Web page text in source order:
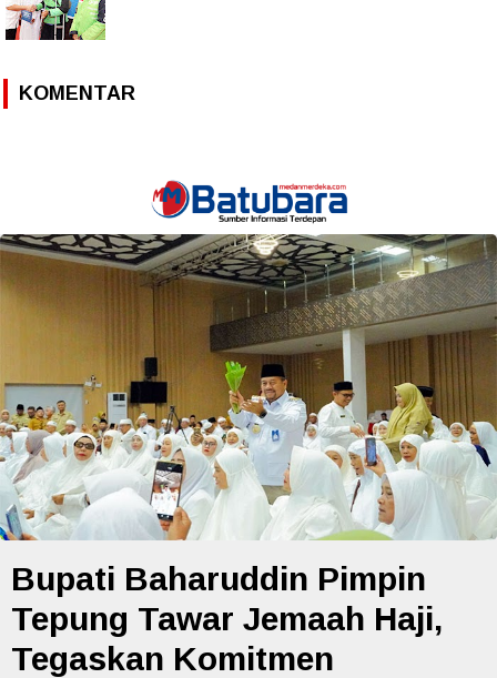
KOMENTAR
Bupati Baharuddin Pimpin
Tepung Tawar Jemaah Haji,
Tegaskan Komitmen